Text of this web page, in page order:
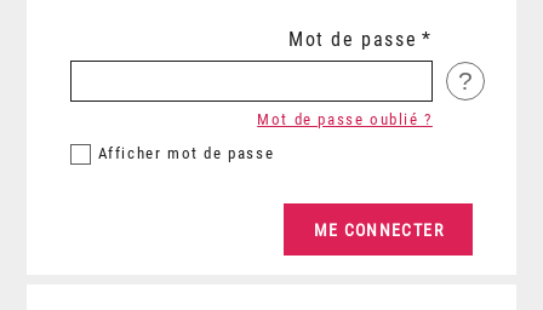
Mot de passe
?
Afficher mot de passe
Mot de passe oublié ?